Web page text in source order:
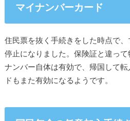
マイナンバーカード
住民票を抜く手続きをした時点で
停止になりました。保険証と違っ
ナンバー自体は有効で、帰国して
ドもまた有効になるようです。